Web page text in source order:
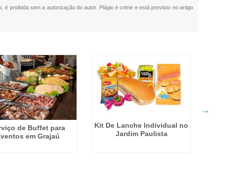
proibida sem a autorização do autor. Plágio é crime e está previsto no artigo
de Buffet para
em Grajaú
Kit De Lanche Individual no
Jardim Paulista